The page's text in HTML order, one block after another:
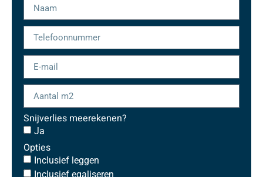
Snijverlies meerekenen?
Ja
Opties
Inclusief leggen
Inclusief egaliseren